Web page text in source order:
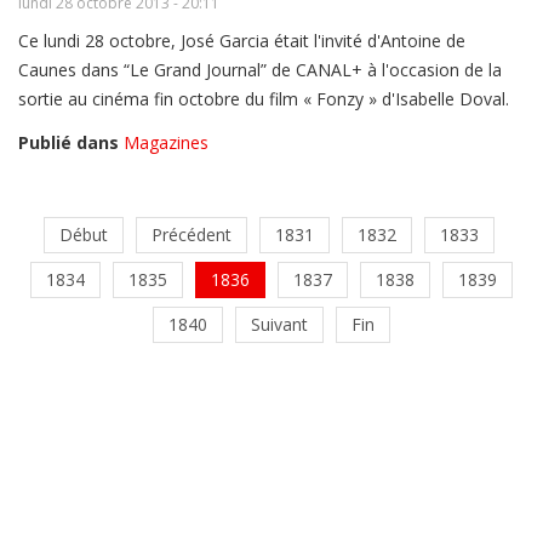
Ce lundi 28 octobre, José Garcia était l'invité d'Antoine de
Caunes dans “Le Grand Journal” de CANAL+ à l'occasion de la
sortie au cinéma fin octobre du film « Fonzy » d'Isabelle Doval.
Publié dans Magazines
Début Précédent 1831 1832
1833
1834
1835 1836 1837 1838
1839
1840
Suivant Fin